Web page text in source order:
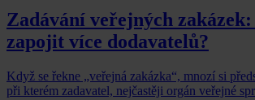
Zadávání veřejných
zapojit více dodavatelů?
Když se řekne „veřejná zakázka“, mnozí si
při kterém zadavatel, nejčastěji orgán veřejné